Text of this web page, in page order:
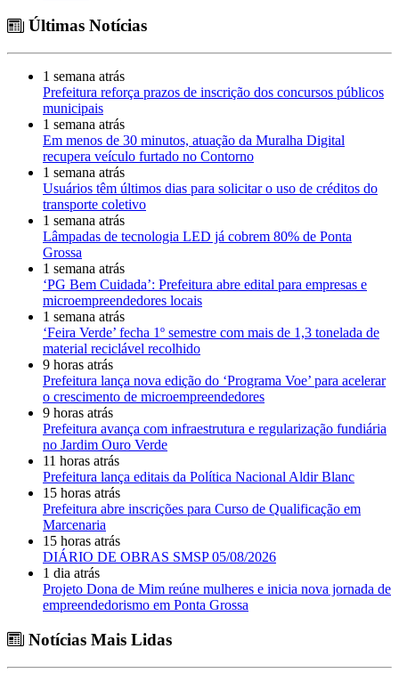
Últimas Notícias
1 semana atrás
Prefeitura reforça prazos de inscrição dos concursos públicos
municipais
1 semana atrás
Em menos de 30 minutos, atuação da Muralha Digital
recupera veículo furtado no Contorno
1 semana atrás
Usuários têm últimos dias para solicitar o uso de créditos do
transporte coletivo
1 semana atrás
Lâmpadas de tecnologia LED já cobrem 80% de Ponta
Grossa
1 semana atrás
‘PG Bem Cuidada’: Prefeitura abre edital para empresas e
microempreendedores locais
1 semana atrás
‘Feira Verde’ fecha 1º semestre com mais de 1,3 tonelada de
material reciclável recolhido
9 horas atrás
Prefeitura lança nova edição do ‘Programa Voe’ para acelerar
o crescimento de microempreendedores
9 horas atrás
Prefeitura avança com infraestrutura e regularização fundiária
no Jardim Ouro Verde
11 horas atrás
Prefeitura lança editais da Política Nacional Aldir Blanc
15 horas atrás
Prefeitura abre inscrições para Curso de Qualificação em
Marcenaria
15 horas atrás
DIÁRIO DE OBRAS SMSP 05/08/2026
1 dia atrás
Projeto Dona de Mim reúne mulheres e inicia nova jornada de
empreendedorismo em Ponta Grossa
Notícias Mais Lidas